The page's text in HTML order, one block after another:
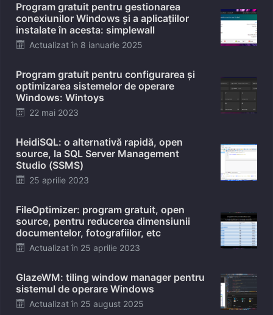
Program gratuit pentru gestionarea
conexiunilor Windows și a aplicațiilor
instalate în acesta: simplewall
Posted
Actualizat în 8 ianuarie 2025
Program gratuit pentru configurarea și
optimizarea sistemelor de operare
Windows: Wintoys
Posted
22 mai 2023
HeidiSQL: o alternativă rapidă, open
source, la SQL Server Management
Studio (SSMS)
Posted
25 aprilie 2023
FileOptimizer: program gratuit, open
source, pentru reducerea dimensiunii
documentelor, fotografiilor, etc
Posted
Actualizat în 25 aprilie 2023
GlazeWM: tiling window manager pentru
sistemul de operare Windows
Posted
Actualizat în 25 august 2025